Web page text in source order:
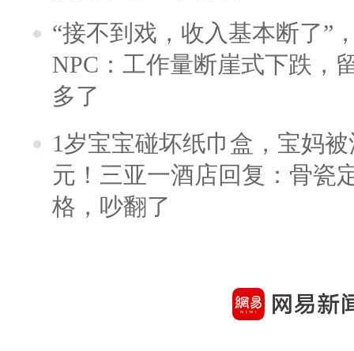
“接不到戏，收入基本断了”
NPC：工作量断崖式下跌，
多了
1岁宝宝碰坏纸巾盒，宝妈
元！三亚一酒店回复：骨瓷
格，吵翻了